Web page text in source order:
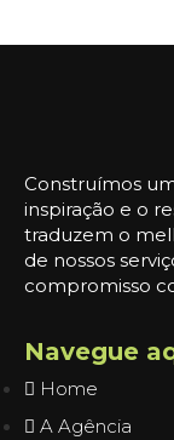
Construímos
inspiração e o
traduzem o
de nossos
compromisso
Navegue
Home
A Agência